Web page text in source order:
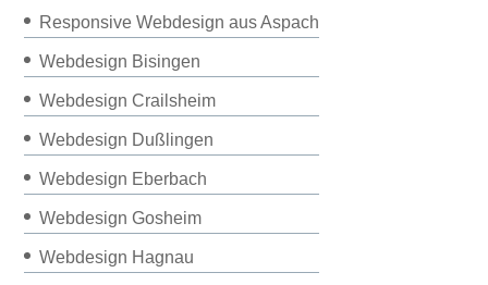
Responsive Webdesign aus Aspach
Webdesign Bisingen
Webdesign Crailsheim
Webdesign Dußlingen
Webdesign Eberbach
Webdesign Gosheim
Webdesign Hagnau